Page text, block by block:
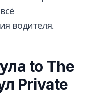
водителя.
to The
Private